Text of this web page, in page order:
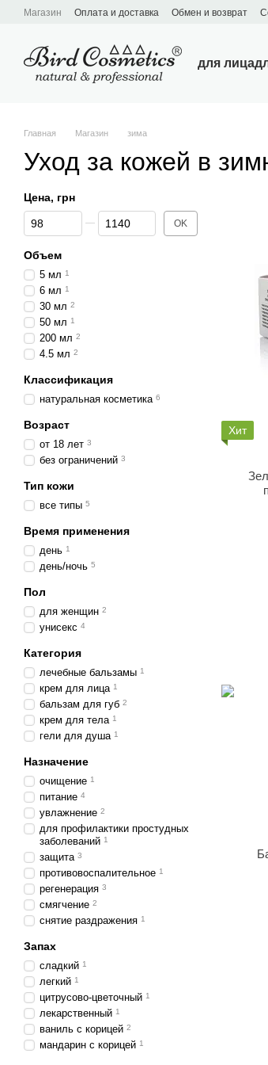
Перейти к основному контенту
Магазин Оплата и доставка Обмен и возврат
для лица
Главная Магазин зима
Уход за кожей в
Хит
Цена, грн
От Цена, грн
До Цена, грн OK
Объем
5 мл 1
6 мл 1
30 мл 2
50 мл 1
200 мл 2
4.5 мл 2
Классификация
натуральная косметика 6
Возраст
от 18 лет 3
без ограничений 3
Тип кожи
все типы 5
Время применения
день 1
день/ночь 5
Пол
для женщин 2
унисекс 4
Категория
лечебные бальзамы 1
крем для лица 1
бальзам для губ 2
крем для тела 1
гели для душа 1
Назначение
очищение 1
питание 4
увлажнение 2
для профилактики простудных
заболеваний 1
защита 3
противовоспалительное 1
регенерация 3
смягчение 2
снятие раздражения 1
Запах
сладкий 1
легкий 1
цитрусово-цветочный 1
лекарственный 1
ваниль с корицей 2
мандарин с корицей 1